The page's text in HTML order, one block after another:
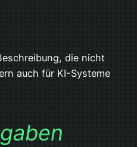
die nicht
auch für KI-Systeme